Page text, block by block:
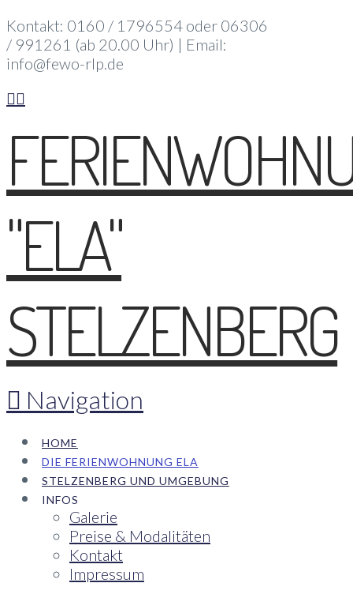
Kontakt: 0160 / 1796554 oder 06306
/ 991261 (ab 20.00 Uhr) | Email:
info@fewo-rlp.de
"ELA"
STELZENBERG
Navigation
HOME
DIE FERIENWOHNUNG ELA
STELZENBERG UND UMGEBUNG
INFOS
Galerie
Preise & Modalitäten
Kontakt
Impressum